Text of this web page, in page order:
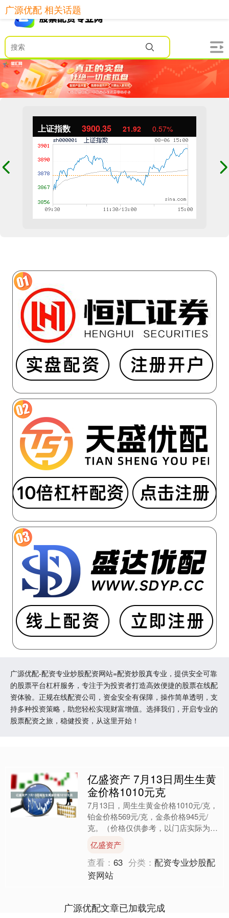
上证指数 3900.35 21.92 0.57%
广源优配-配资专业炒股配资网站=配资炒股真专业，提供安全可靠
的股票平台杠杆服务，专注于为投资者打造高效便捷的股票在线配
资体验。正规在线配资公司，资金安全有保障，操作简单透明，支
持多种投资策略，助您轻松实现财富增值。选择我们，开启专业的
股票配资之旅，稳健投资，从这里开始！
广源优配 相关话题
亿盛资产 7月13日周生生黄
金价格1010元克
7月13日，周生生黄金价格1010元/克，
铂金价格569元/克，金条价格945元/
克。（价格仅供参考，以门店实际为
准）同日上海黄金交易所现货黄金
AU9999最新....
亿盛资产
查看：63 分类：配资专业炒股配
资网站
广源优配文章已加载完成